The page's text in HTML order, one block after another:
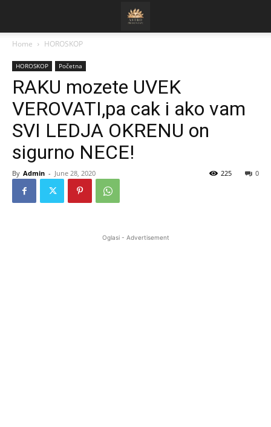
Home HOROSKOP
HOROSKOP Početna
RAKU mozete UVEK
VEROVATI,pa cak i ako vam
SVI LEDJA OKRENU on
sigurno NECE!
By Admin - June 28, 2020 0
225
Oglasi - Advertisement